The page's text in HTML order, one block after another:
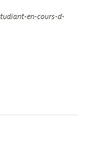
en-cours-d-